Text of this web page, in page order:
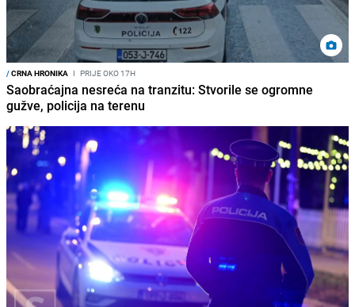
/CRNA HRONIKA I PRIJE OKO 17H
Saobraćajna nesreća na tranzitu: Stvorile se ogromne
gužve, policija na terenu